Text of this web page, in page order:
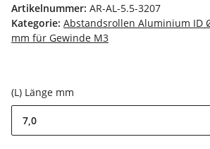
Artikelnummer: AR-AL-5.5-3207
Kategorie: Abstandsrollen Aluminium ID
mm für Gewinde M3
(L) Länge mm
7,0